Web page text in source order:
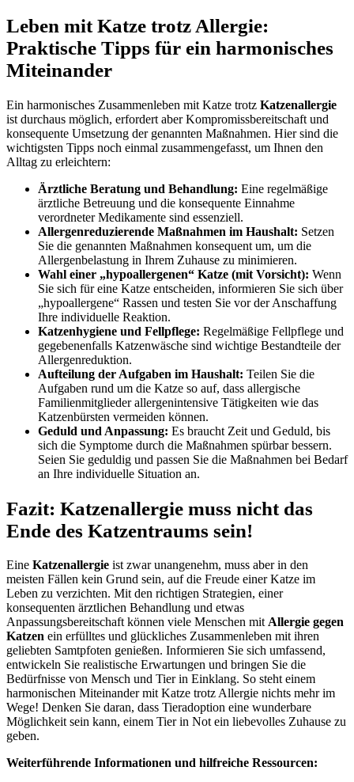
Leben mit Katze trotz Allergie:
Praktische Tipps für ein harmonisches
Miteinander
Ein harmonisches Zusammenleben mit Katze trotz Katzenallergie
ist durchaus möglich, erfordert aber Kompromissbereitschaft und
konsequente Umsetzung der genannten Maßnahmen. Hier sind die
wichtigsten Tipps noch einmal zusammengefasst, um Ihnen den
Alltag zu erleichtern:
Ärztliche Beratung und Behandlung: Eine regelmäßige
ärztliche Betreuung und die konsequente Einnahme
verordneter Medikamente sind essenziell.
Allergenreduzierende Maßnahmen im Haushalt: Setzen
Sie die genannten Maßnahmen konsequent um, um die
Allergenbelastung in Ihrem Zuhause zu minimieren.
Wahl einer „hypoallergenen“ Katze (mit Vorsicht): Wenn
Sie sich für eine Katze entscheiden, informieren Sie sich über
„hypoallergene“ Rassen und testen Sie vor der Anschaffung
Ihre individuelle Reaktion.
Katzenhygiene und Fellpflege: Regelmäßige Fellpflege und
gegebenenfalls Katzenwäsche sind wichtige Bestandteile der
Allergenreduktion.
Aufteilung der Aufgaben im Haushalt: Teilen Sie die
Aufgaben rund um die Katze so auf, dass allergische
Familienmitglieder allergenintensive Tätigkeiten wie das
Katzenbürsten vermeiden können.
Geduld und Anpassung: Es braucht Zeit und Geduld, bis
sich die Symptome durch die Maßnahmen spürbar bessern.
Seien Sie geduldig und passen Sie die Maßnahmen bei Bedarf
an Ihre individuelle Situation an.
Fazit: Katzenallergie muss nicht das
Ende des Katzentraums sein!
Eine Katzenallergie ist zwar unangenehm, muss aber in den
meisten Fällen kein Grund sein, auf die Freude einer Katze im
Leben zu verzichten. Mit den richtigen Strategien, einer
konsequenten ärztlichen Behandlung und etwas
Anpassungsbereitschaft können viele Menschen mitAllergie gegen
Katzen ein erfülltes und glückliches Zusammenleben mit ihren
geliebten Samtpfoten genießen. Informieren Sie sich umfassend,
entwickeln Sie realistische Erwartungen und bringen Sie die
Bedürfnisse von Mensch und Tier in Einklang. So steht einem
harmonischen Miteinander mit Katze trotz Allergie nichts mehr im
Wege! Denken Sie daran, dass Tieradoption eine wunderbare
Möglichkeit sein kann, einem Tier in Not ein liebevolles Zuhause zu
geben.
Weiterführende Informationen und hilfreiche Ressourcen: